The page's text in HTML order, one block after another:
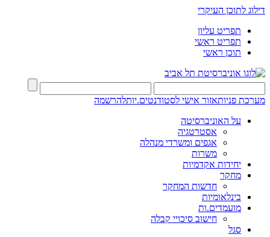
דילוג לתוכן העיקרי
תפריט עליון
תפריט ראשי
תוכן ראשי
מערכת פניותאזור אישי לסטודנטים.יותלהרשמה
על האוניברסיטה
אסטרטגיה
אגפים ומשרדי מנהלה
משרות
יחידות אקדמיות
מחקר
חדשות המחקר
בינלאומיות
מועמדים.ות
חישוב סיכויי קבלה
סגל